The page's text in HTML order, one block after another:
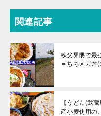
関連記事
秩父界隈で最
＝ちちメガ丼
【うどん(武
産小麦使用の